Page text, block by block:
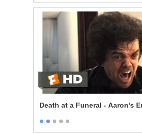
Death at a Funeral - Aaron's